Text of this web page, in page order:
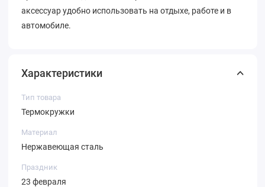
аксессуар удобно использовать на отдыхе, работе и в
автомобиле.
Характеристики
Тип товара
Термокружки
Материал
Нержавеющая сталь
Праздник
23 февраля